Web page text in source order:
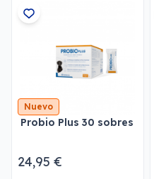
Nuevo
Probio Plus 30 sobres
24,95 €